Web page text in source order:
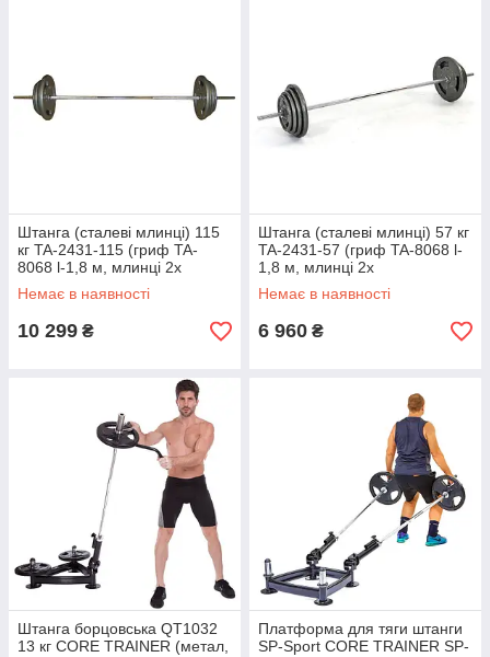
Штанга (сталеві млинці) 115
кг TA-2431-115 (гриф TA-
8068 l-1,8 м, млинці 2x
(7,5+10+15+20 кг))
Немає в наявності
10 299 ₴
Штанга (сталеві млинці) 57 кг
TA-2431-57 (гриф TA-8068 l-
1,8 м, млинці 2x
(2,5+5+7,5+10 кг))
Немає в наявності
6 960 ₴
Штанга борцовська QT1032
13 кг CORE TRAINER (метал,
Платформа для тяги штанги
SP-Sport CORE TRAINER SP-